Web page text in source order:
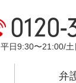
0120-
平日9:30〜21:00/
弁